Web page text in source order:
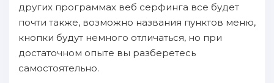
других программах веб серфинга все будет
почти также, возможно названия пунктов меню,
кнопки будут немного отличаться, но при
достаточном опыте вы разберетесь
самостоятельно.